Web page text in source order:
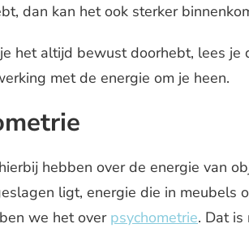
dan kan het ook sterker
het altijd bewust doorhebt, lees je
met de energie om je heen.
hebben over de energie van
ligt, energie die in meubels
we het over psychometrie. Dat is